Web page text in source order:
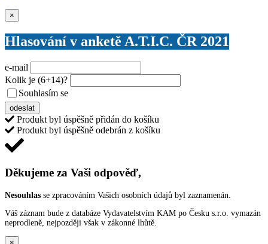
×
Hlasování v anketě A.T.I.C. ČR 2021
e-mail
Kolik je (6+14)?
Souhlasím se
odeslat
Produkt byl úspěšně přidán do košíku
Produkt byl úspěšně odebrán z košíku
Děkujeme za Vaši odpověď,
Nesouhlas se zpracováním Vašich osobních údajů byl zaznamenán.
Váš záznam bude z databáze Vydavatelstvím KAM po Česku s.r.o. vymazán
neprodleně, nejpozději však v zákonné lhůtě.